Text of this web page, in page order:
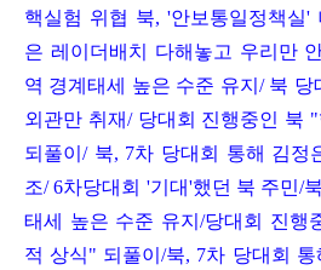
핵실험 위협 북, '안보통일정책실'
은 레이더배치 다해놓고 우리만
역 경계태세 높은 수준 유지 / 북 당
외관만 취재/ 당대회 진행중인 북 "
되풀이 / 북, 7차 당대회 통해 김정
조/ 6차당대회 '기대'했던 북 주민/
태세 높은 수준 유지 /당대회 진행
적 상식" 되풀이/북, 7차 당대회 통